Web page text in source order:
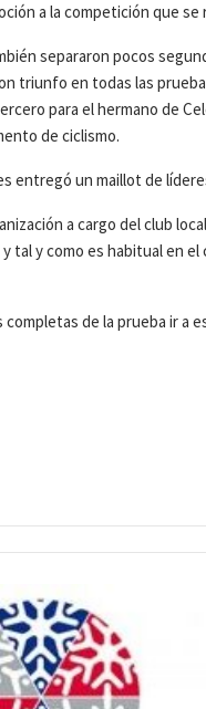
a la competición que
separaron pocos
triunfo en todas las
para el hermano de
de ciclismo.
entregó un maillot de
a cargo del club
tal y como es habitual en
completas de la prueba ir a